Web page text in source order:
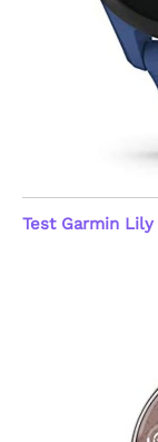
Test Garmin